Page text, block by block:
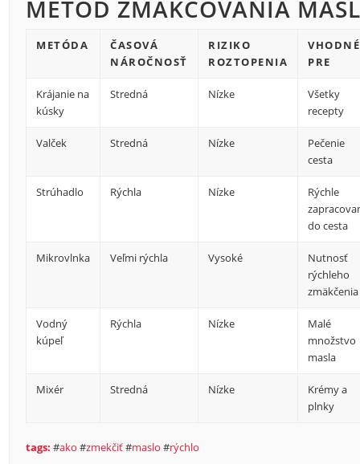
METÓD ZMÄKČOVANIA
METÓDA
ČASOVÁ
NÁROČNOSŤ
RIZIKO
ROZTOPENIA
VHODNÉ
PRE
Krájanie na
kúsky
Stredná Nízke
Všetky
recepty
Valček Stredná Nízke
Pečenie
cesta
Strúhadlo Rýchla Nízke
Rýchle
do cesta
Mikrovlnka Veľmi rýchla Vysoké
Nutnosť
rýchleho
zmäkčenia
Vodný
kúpeľ
Rýchla Nízke
Malé
množstvo
masla
Mixér Stredná Nízke
Krémy a
plnky
tags: #ako #zmekčiť#maslo #rýchlo